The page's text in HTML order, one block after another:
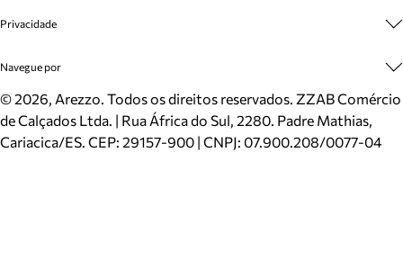
Mapa do Site
Inverno
Mundo Arezzo
Cadastro
Meus Pedidos
Trocas e Devoluções
Cartão Presente
Localizador de lojas
Privacidade
Politica e Privacidade
Navegue por
Sapatos
Bolsas
Scarpins
©2026, Arezzo. Todos os direitos reservados. ZZAB Comércio
de Calçados Ltda. | Rua África do Sul, 2280. Padre Mathias,
Cariacica/ES. CEP: 29157-900 | CNPJ: 07.900.208/0077-04